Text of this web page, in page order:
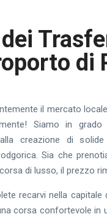
di
il mercato
Siamo in
creazione di
Sia che
di lusso, il prezzo
recarvi nella
corsa confortevole in